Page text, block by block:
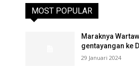
MOST POPULAR
Maraknya
gentayangan ke
29 Januari 2024